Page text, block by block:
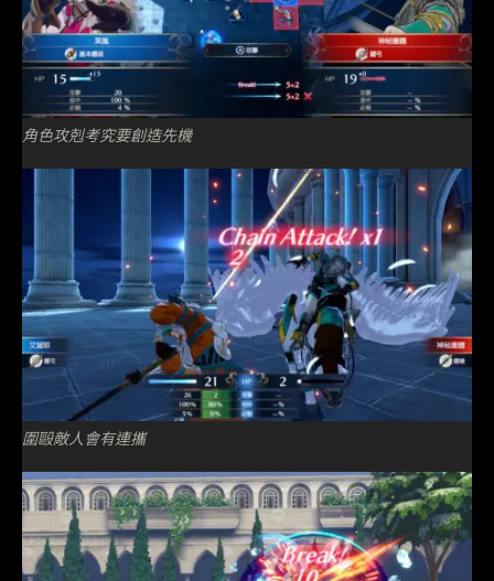
角色攻剋考究要創造先機
圍毆敵人會有連攜